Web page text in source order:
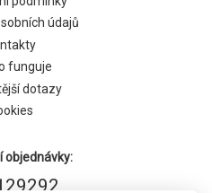
údajů
funguje
dotazy
objednávky: